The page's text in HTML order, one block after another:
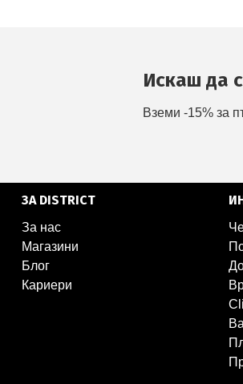
Искаш да
Вземи -15% за
ЗА DISTRICT
За нас
Магазини
Блог
Кариери